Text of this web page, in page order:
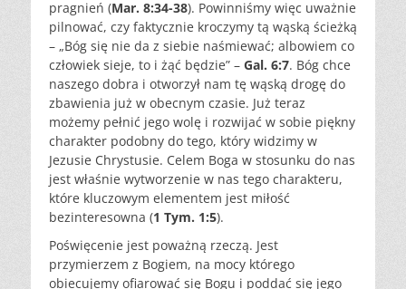
pragnień (Mar. 8:34-38). Powinniśmy więc uważnie
pilnować, czy faktycznie kroczymy tą wąską ścieżką
– „Bóg się nie da z siebie naśmiewać; albowiem co
człowiek sieje, to i żąć będzie” – Gal. 6:7. Bóg chce
naszego dobra i otworzył nam tę wąską drogę do
zbawienia już w obecnym czasie. Już teraz
możemy pełnić jego wolę i rozwijać w sobie piękny
charakter podobny do tego, który widzimy w
Jezusie Chrystusie. Celem Boga w stosunku do nas
jest właśnie wytworzenie w nas tego charakteru,
które kluczowym elementem jest miłość
bezinteresowna (1 Tym. 1:5).
Poświęcenie jest poważną rzeczą. Jest
przymierzem z Bogiem, na mocy którego
obiecujemy ofiarować się Bogu i poddać się jego